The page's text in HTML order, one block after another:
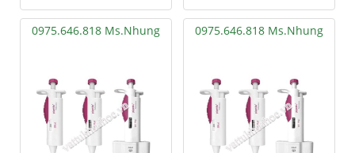
0975.646.818 Ms.Nhung 0975.646.818 Ms.Nhung